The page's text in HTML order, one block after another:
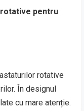
pentru
rotative
În designul
cu mare atenție.